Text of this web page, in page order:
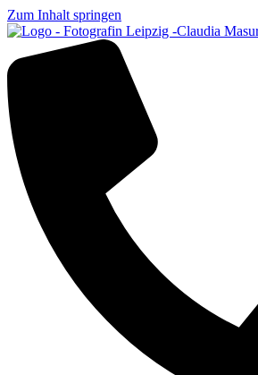
Zum Inhalt springen